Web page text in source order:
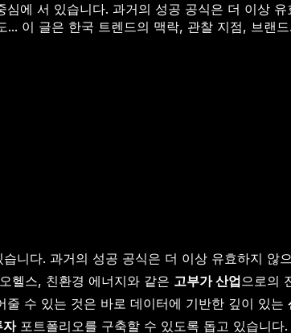
에 서 있습니다. 과거의 성공 공식은 더 이상
... 이 글은 한국 트렌드의 맥락, 관찰 지점, 브랜
다. 과거의 성공 공식은 더 이상 유효하지 않
헬스, 친환경 에너지와 같은 고부가 산업으로의
수 있는 것은 바로 데이터에 기반한 깊이 있는
자포트폴리오를 구축할 수 있도록 돕고 있습니다